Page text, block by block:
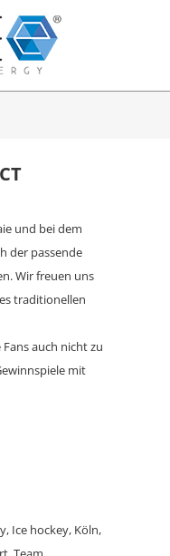
und bei dem
der passende
Wir freuen uns
traditionellen
auch nicht zu
mit
Ice hockey, Köln,